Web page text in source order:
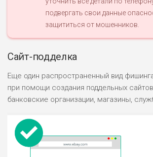
подвергать свои данные
защититься от мошенников.
Сайт-подделка
Еще один распространенный вид
при помощи создания поддельных
банковские организации, магазины,